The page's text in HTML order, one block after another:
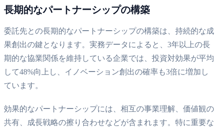
長期的なパートナーシップの構築
委託先との長期的なパートナーシップの構築は、持続的な成
果創出の鍵となります。実務データによると、3年以上の長
期的な協業関係を維持している企業では、投資対効果が平均
して48%向上し、イノベーション創出の確率も3倍に増加し
ています。
効果的なパートナーシップには、相互の事業理解、価値観の
共有、成長戦略の擦り合わせなどが含まれます。特に重要な